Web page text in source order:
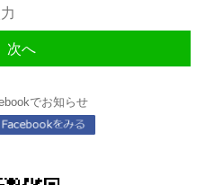
でお知らせ